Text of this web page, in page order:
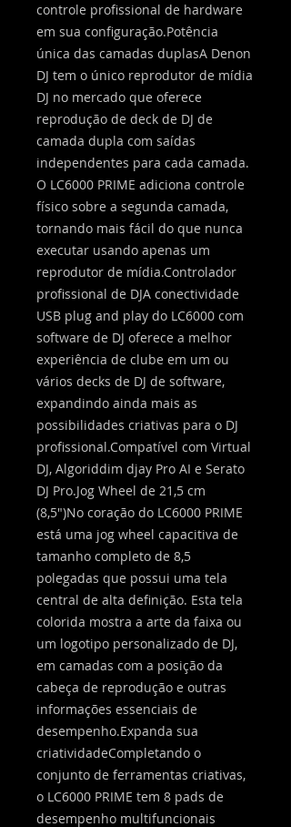
controle profissional de hardware
em sua configuração.Potência
única das camadas duplasA Denon
DJ tem o único reprodutor de mídia
DJ no mercado que oferece
reprodução de deck de DJ de
camada dupla com saídas
independentes para cada camada.
O LC6000 PRIME adiciona controle
físico sobre a segunda camada,
tornando mais fácil do que nunca
executar usando apenas um
reprodutor de mídia.Controlador
profissional de DJA conectividade
USB plug and play do LC6000 com
software de DJ oferece a melhor
experiência de clube em um ou
vários decks de DJ de software,
expandindo ainda mais as
possibilidades criativas para o DJ
profissional.Compatível com Virtual
DJ, Algoriddim djay Pro AI e Serato
DJ Pro.Jog Wheel de 21,5 cm
(8,5")No coração do LC6000 PRIME
está uma jog wheel capacitiva de
tamanho completo de 8,5
polegadas que possui uma tela
central de alta definição. Esta tela
colorida mostra a arte da faixa ou
um logotipo personalizado de DJ,
em camadas com a posição da
cabeça de reprodução e outras
informações essenciais de
desempenho.Expanda sua
criatividadeCompletando o
conjunto de ferramentas criativas,
o LC6000 PRIME tem 8 pads de
desempenho multifuncionais